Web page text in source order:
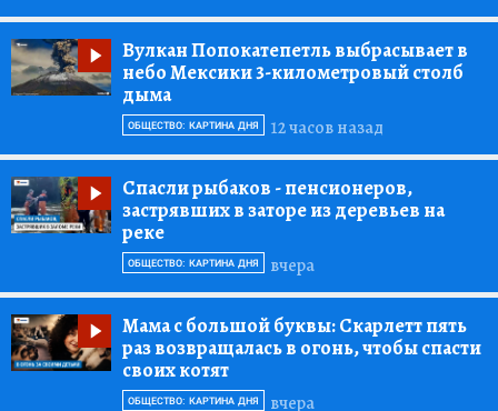
Вулкан Попокатепетль выбрасывает в
небо Мексики 3-километровый столб
дыма
12 часов назад
ОБЩЕСТВО: КАРТИНА ДНЯ
Спасли рыбаков - пенсионеров,
застрявших в заторе из деревьев на
реке
вчера
ОБЩЕСТВО: КАРТИНА ДНЯ
Мама с большой буквы:Скарлетт пять
раз возвращалась в огонь, чтобы спасти
своих котят
вчера
ОБЩЕСТВО: КАРТИНА ДНЯ